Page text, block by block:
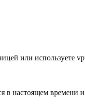
или используете
в настоящем времени и